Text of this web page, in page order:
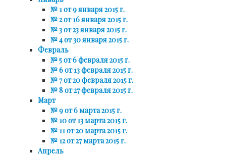
№ 1 от 9 января 2015 г.
№ 2 от 16 января 2015 г.
№ 3 от 23 января 2015 г.
№ 4 от 30 января 2015 г.
Февраль
№ 5 от 6 февраля 2015 г.
№ 6 от 13 февраля 2015 г.
№ 7 от 20 февраля 2015 г.
№ 8 от 27 февраля 2015 г.
Март
№ 9 от 6 марта 2015 г.
№ 10 от 13 марта 2015 г.
№ 11 от 20 марта 2015 г.
№ 12 от 27 марта 2015 г.
Апрель